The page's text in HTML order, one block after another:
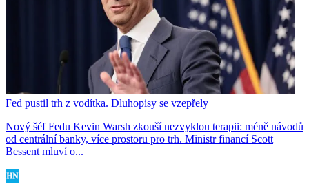
Fed pustil trh z vodítka. Dluhopisy se vzepřely
Nový šéf Fedu Kevin Warsh zkouší nezvyklou terapii: méně návodů
od centrální banky, více prostoru pro trh. Ministr financí Scott
Bessent mluví o...